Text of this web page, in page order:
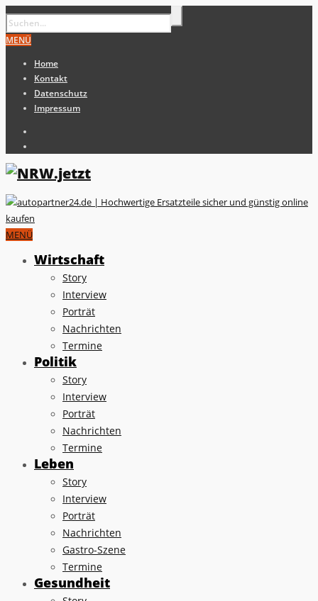
MENÜ
Home
Kontakt
Datenschutz
Impressum
MENÜ
Wirtschaft
Story
Interview
Porträt
Nachrichten
Termine
Politik
Story
Interview
Porträt
Nachrichten
Termine
Leben
Story
Interview
Porträt
Nachrichten
Gastro-Szene
Termine
Gesundheit